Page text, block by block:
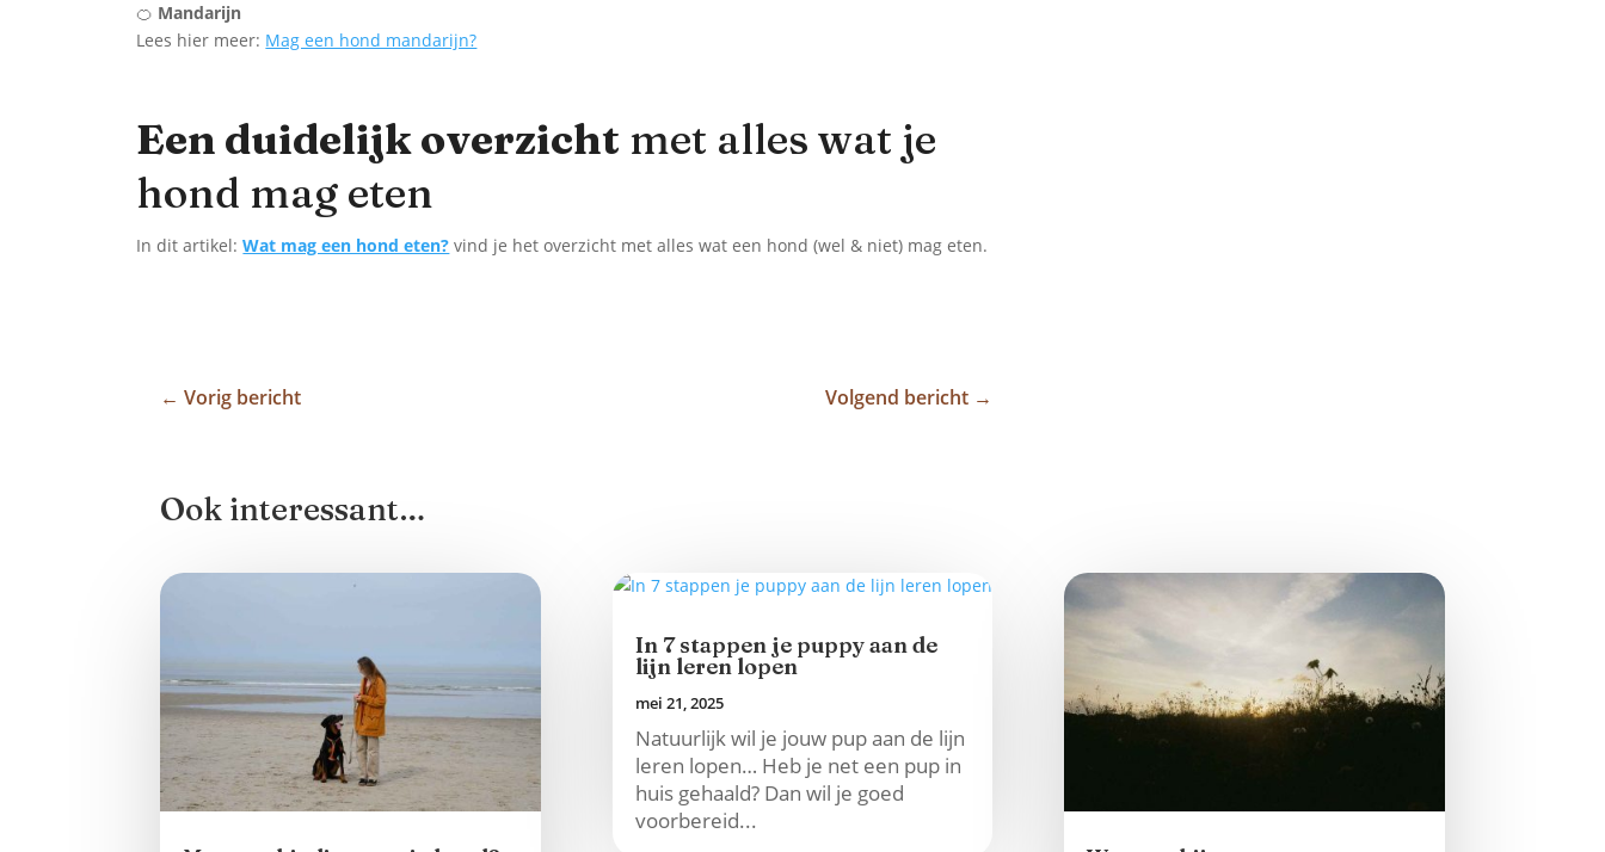
🍊 Mandarijn
Lees hier meer: Mag een hond mandarijn?
Een duidelijk overzicht met alles wat je
hond mag eten
In dit artikel:Wat mag een hond eten? vind je het overzicht met alles wat een hond (wel & niet) mag eten.
←Vorig bericht Volgend bericht →
Ook interessant…
In 7 stappen je puppy aan de
lijn leren lopen
mei 21, 2025
Natuurlijk wil je jouw pup aan de lijn
leren lopen… Heb je net een pup in
huis gehaald? Dan wil je goed
voorbereid...